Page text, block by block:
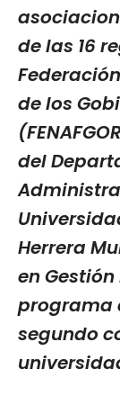
de las 16
de los
del
Herrera
en
programa
segundo